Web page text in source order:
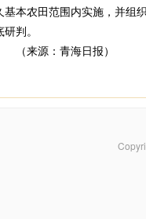
基本农田范围内实施，并组
研判。
（来源：青海日报）